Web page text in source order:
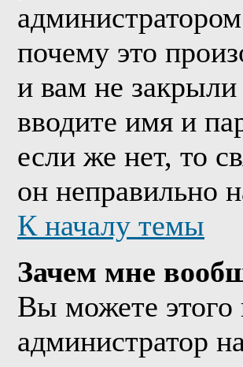
почему это
и вам не
вводите имя и
если же нет, то
он неправильно
К началу темы
Зачем мне
Вы можете этого
администратор